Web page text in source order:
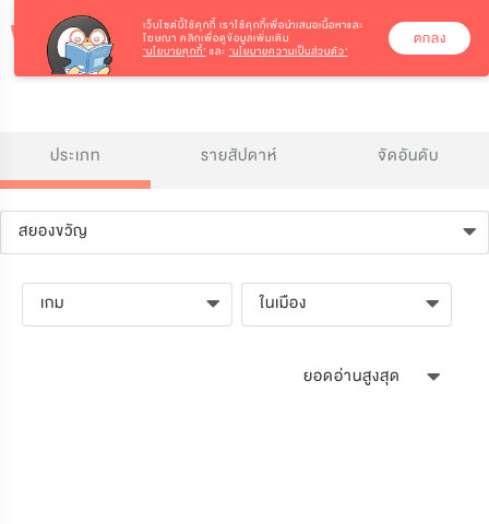
ประเภท รายสัปดาห์ จัดอันดับ
สยองขวัญ
เกม ในเมือง
ยอดอ่านสูงสุด
เว็บไซต์นี้ใช้คุกกี้ เราใช้คุกกี้เพื่อนำเสนอเนื้อหาและ
โฆษณา คลิกเพื่อดูข้อมูลเพิ่มเติม
‘นโยบายคุกกี้’ และ ‘นโยบายความเป็นส่วนตัว’
ตกลง